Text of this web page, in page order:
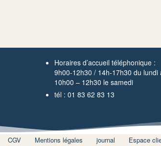
Horaires d’accueil téléphonique :
9h00-12h30 / 14h-17h30 du lundi
10h00 – 12h30 le samedi
tél : 01 83 62 83 13
CGV Mentions légales journal Espace